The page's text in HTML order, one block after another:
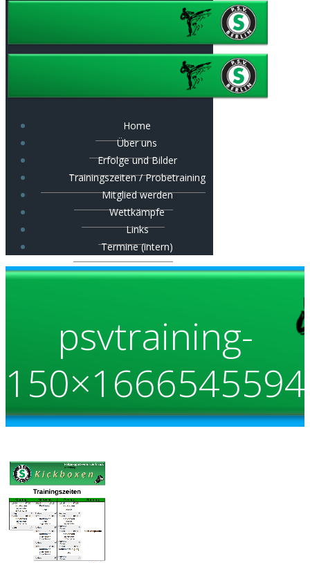
Home
Über uns
Erfolge und Bilder
Trainingszeiten / Probetraining
Mitglied werden
Wettkämpfe
Links
Termine (intern)
psvtraining-